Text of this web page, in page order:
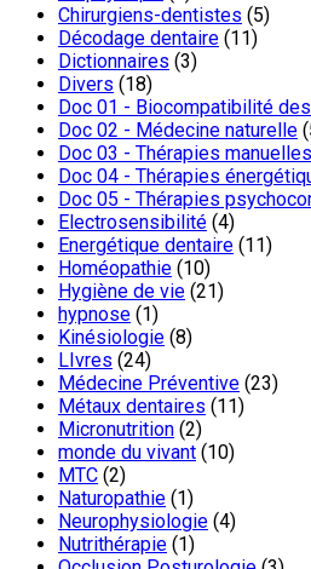
Chirurgiens-dentistes (5)
Décodage dentaire (11)
Dictionnaires (3)
Divers (18)
Doc 01 - Biocompatibilité
Doc 02 - Médecine naturelle
Doc 03 - Thérapies manuelles
Doc 04 - Thérapies
Doc 05 - Thérapies
Electrosensibilité (4)
Energétique dentaire (11)
Homéopathie (10)
Hygiène de vie (21)
hypnose (1)
Kinésiologie (8)
LIvres (24)
Médecine Préventive (23)
Métaux dentaires (11)
Micronutrition (2)
monde du vivant (10)
MTC (2)
Naturopathie (1)
Neurophysiologie (4)
Nutrithérapie (1)